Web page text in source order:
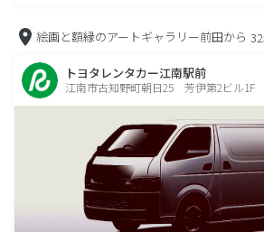
絵画と額縁のアートギャラリー前田から
トヨタレンタカー江南駅前
江南市古知野町朝日25 芳伊第2ビル1F